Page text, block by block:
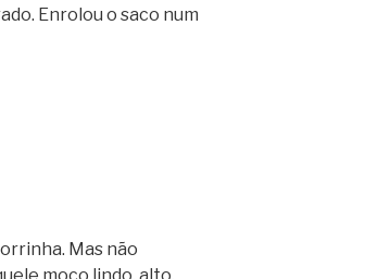
Enrolou o saco num
Mas não
moço lindo, alto,